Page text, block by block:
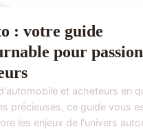
: votre guide
pour
et acheteurs en
précieuses, ce guide vous
les enjeux de l'univers